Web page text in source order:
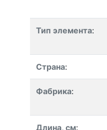
Тип элемента:
Страна:
Фабрика:
Длина, см: